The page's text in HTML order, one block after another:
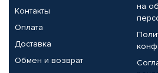
Контакты
Оплата
Доставка
Обмен и возврат
на